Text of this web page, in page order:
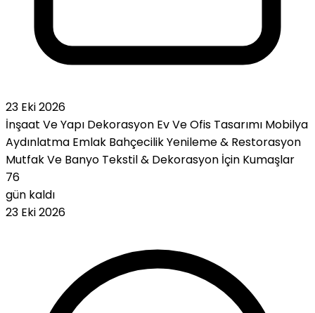
23 Eki 2026
İnşaat Ve Yapı Dekorasyon Ev Ve Ofis Tasarımı Mobilya
Aydınlatma Emlak BahçecilikYenileme & Restorasyon
Mutfak Ve Banyo Tekstil & Dekorasyon İçin Kumaşlar
76
gün kaldı
23 Eki 2026